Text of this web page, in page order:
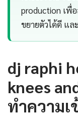
production เพื่
ขยายตัวได้ดี แล
dj raphi
knees
ทำความ